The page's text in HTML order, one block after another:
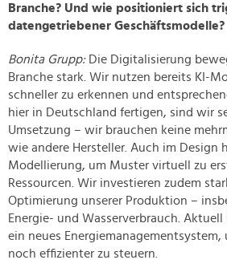
Branche? Und wie positioniert sich
datengetriebener Geschäftsmodelle?
Bonita Grupp:Die Digitalisierung
Branche stark. Wir nutzen bereits KI-
schneller zu erkennen und
hier in Deutschland fertigen, sind wir
Umsetzung – wir brauchen keine
wie andere Hersteller. Auch im Design
Modellierung, um Muster virtuell zu
Ressourcen. Wir investieren zudem
Optimierung unserer Produktion –
Energie- und Wasserverbrauch.
ein neues Energiemanagementsystem,
noch effizienter zu steuern.